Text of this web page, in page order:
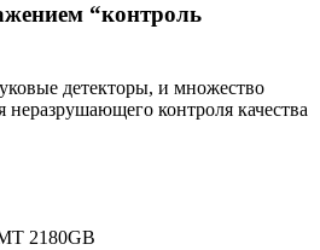
“контроль
детекторы, и множество
неразрушающего контроля качества
2180GB